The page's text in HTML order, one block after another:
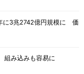
に3兆2742億円規模に 価
組み込みも容易に